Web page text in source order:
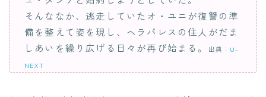
そんななか、逃走していたオ・ユニが復讐の準
備を整えて姿を現し、ヘラパレスの住人がだま
しあいを繰り広げる日々が再び始まる。
出典： U-
NEXT